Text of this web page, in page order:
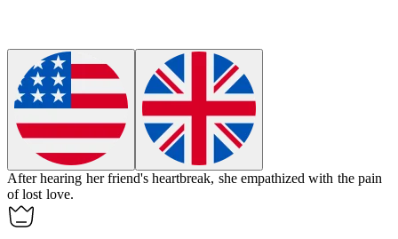
After hearing her friend's heartbreak, she empathized with the pain
of lost love.